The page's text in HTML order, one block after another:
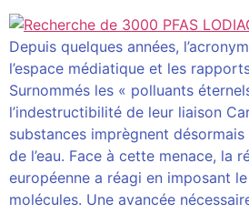
Depuis quelques années,
l’espace médiatique et les
Surnommés les « polluants
l’indestructibilité de leur liaison
substances imprègnent désormais
de l’eau. Face à cette menace, la
européenne a réagi en imposant
molécules. Une avancée